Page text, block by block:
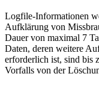
Logfile-Informationen
Aufklärung von
Dauer von maximal 7
Daten, deren weitere
erforderlich ist, sind bis
Vorfalls von der